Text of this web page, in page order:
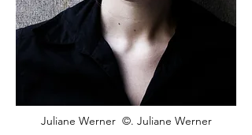
Juliane Werner ©. Juliane Werner